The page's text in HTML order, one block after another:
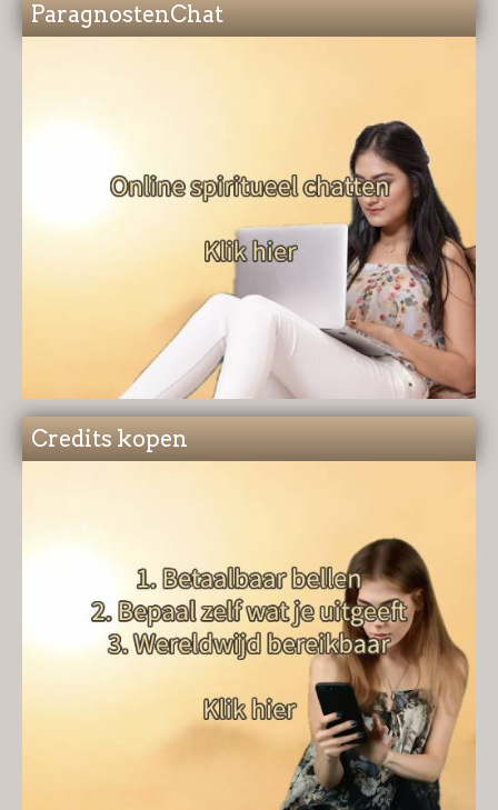
ParagnostenChat
Credits kopen